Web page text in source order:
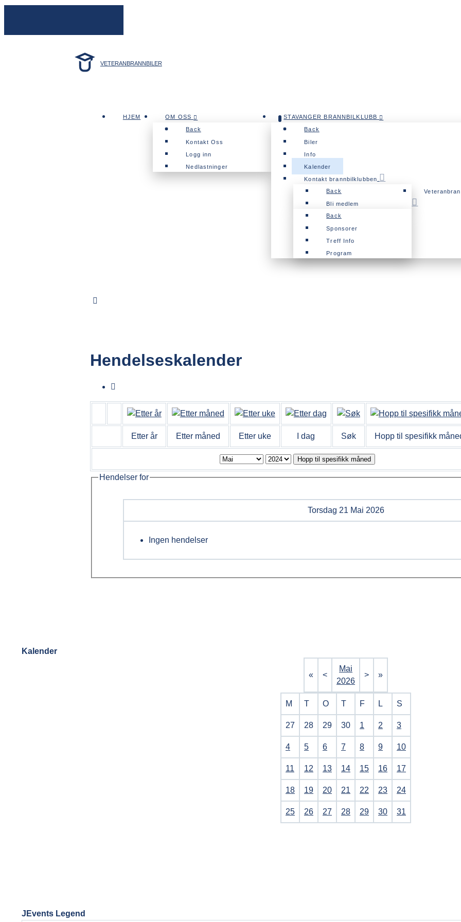
VETERANBRANNBILER
HJEM
OM OSS
Back
Kontakt Oss
Logg inn
Nedlastninger
STAVANGER BRANNBILKLUBB
Back
Biler
Info
Kalender
Kontakt brannbilklubben
Back
Bli medlem
Back
Sponsorer
Treff Info
Program
Hendelseskalender
Etter år Etter måned Etter uke I dag Søk Hopp til spesifikk
Hopp til spesifikk måned
Hendelser for
Torsdag 21 Mai 2026
Ingen hendelser
Kalender
« <
Mai
2026
> »
M T O T F L S
27 28 29 30 1 2 3
4 5 6 7 8 9 10
11 12 13 14 15 16 17
18 19 20 21 22 23 24
25 26 27 28 29 30 31
JEvents Legend